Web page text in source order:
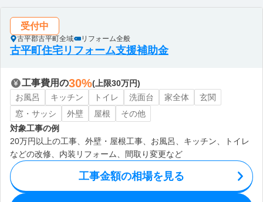
受付中
古平郡古平町全域 リフォーム全般
古平町住宅リフォーム支援補助金
工事費用の30%(上限30万円)
お風呂
キッチン トイレ 洗面台 家全体
玄関
窓・サッシ
外壁 屋根
その他
対象工事の例
20万円以上の工事、外壁・屋根工事、お風呂、キッチン、トイレ
などの改修、内装リフォーム、間取り変更など
工事金額の相場を見る